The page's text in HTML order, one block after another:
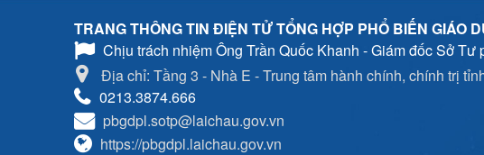
TRANG THÔNG TIN ĐIỆN TỬ TỔNG HỢP PHỔ BIẾN GIÁO
Chịu trách nhiệmÔng Trần Quốc Khanh - Giám đốc Sở
Địa chỉ: Tầng 3 - Nhà E - Trung tâm hành chính, chính trị
0213.3874.666
pbgdpl.sotp@laichau.gov.vn
https://pbgdpl.laichau.gov.vn